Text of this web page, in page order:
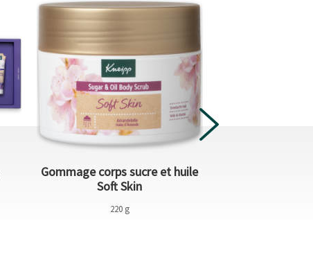
Gommage corps sucre et huile
Soft Skin
220 g